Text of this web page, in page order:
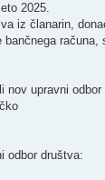
2025.
iz članarin,
nov upravni odbor
odbor društva: